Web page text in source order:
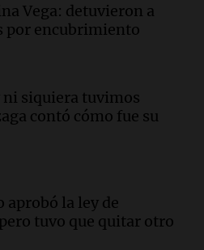
de 30 años muere
reconoce el COVID
cuerpo en el Riacho
de un hombre
Vega: detuvieron a
por encubrimiento
ni siquiera tuvimos
contó cómo fue su
aprobó la ley de
tuvo que quitar otro